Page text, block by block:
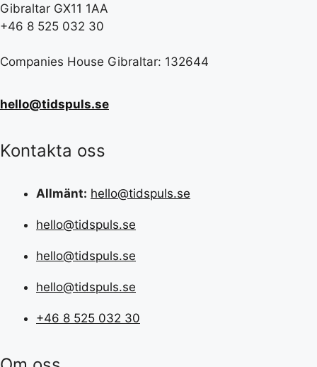
Gibraltar GX11 1AA
+46 8 525 032 30
Companies House Gibraltar: 132644
hello@tidspuls.se
Kontakta oss
Allmänt: hello@tidspuls.se
hello@tidspuls.se
hello@tidspuls.se
hello@tidspuls.se
+46 8 525 032 30